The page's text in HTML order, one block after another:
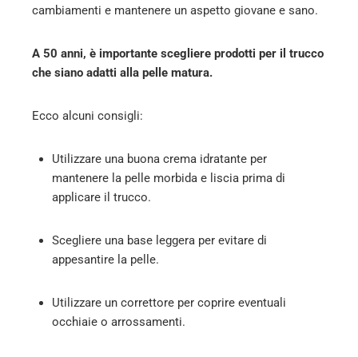
cambiamenti e mantenere un aspetto giovane e sano.
A 50 anni, è importante scegliere prodotti per il trucco
che siano adatti alla pelle matura.
Ecco alcuni consigli:
Utilizzare una buona crema idratante per
mantenere la pelle morbida e liscia prima di
applicare il trucco.
Scegliere una base leggera per evitare di
appesantire la pelle.
Utilizzare un correttore per coprire eventuali
occhiaie o arrossamenti.